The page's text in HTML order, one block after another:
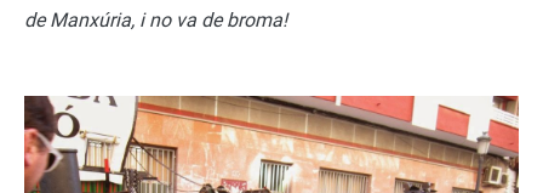
de Manxúria, i no va de broma!